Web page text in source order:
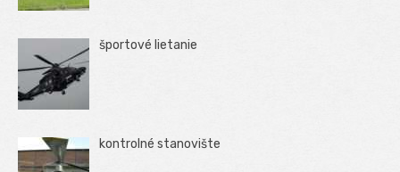
športové lietanie
kontrolné stanovište